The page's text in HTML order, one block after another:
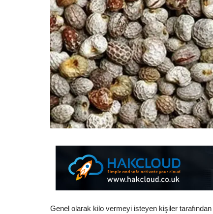
Genel olarak kilo vermeyi isteyen kişiler